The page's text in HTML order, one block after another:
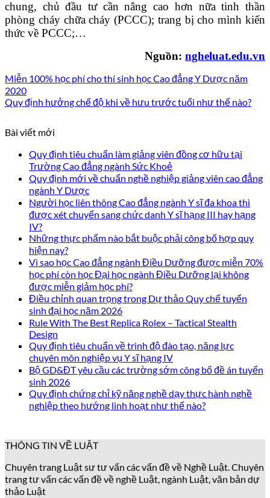
chung, chủ đầu tư cần nâng cao hơn nữa tinh thần
phòng cháy chữa cháy (PCCC); trang bị cho mình kiến
thức về PCCC;…
Nguồn: ngheluat.edu.vn
Miễn 100% học phí cho thí sinh học Cao đẳng Y Dược năm
2020
Quy định hưởng chế độ khi về hưu trước tuổi như thế nào?
Bài viết mới
Quy định tiêu chuẩn làm giảng viên đồng cơ hữu tại
Trường Cao đẳng ngành Sức Khoẻ
Quy định mới về chuẩn nghề nghiệp giảng viên cao đẳng
ngành Y Dược
Người học liên thông Cao đẳng ngành Y sĩ đa khoa thì
được xét chuyển sang chức danh Y sĩ hạng III hay hạng
IV?
Những thực phẩm nào bắt buộc phải công bố hợp quy
hiện nay?
Vì sao học Cao đẳng ngành Điều Dưỡng được miễn 70%
học phí còn học Đại học ngành Điều Dưỡng lại không
được miễn giảm học phí?
Điều chỉnh quan trọng trong Dự thảo Quy chế tuyển
sinh đại học năm 2026
Rule With The Best Replica Rolex – Tactical Stealth
Design
Quy định tiêu chuẩn về trình độ đào tạo, năng lực
chuyên môn nghiệp vụ Y sĩ hạng IV
Bộ GD&ĐT yêu cầu các trường sớm công bố đề án tuyển
sinh 2026
Quy định chứng chỉ kỹ năng nghề dạy thực hành nghề
nghiệp theo hướng linh hoạt như thế nào?
THÔNG TIN VỀ LUẬT
Chuyên trang Luật sư tư vấn các vấn đề về Nghề Luật. Chuyên
trang tư vấn các vấn đề về nghề Luật, ngành Luật, văn bản dự
thảo Luật